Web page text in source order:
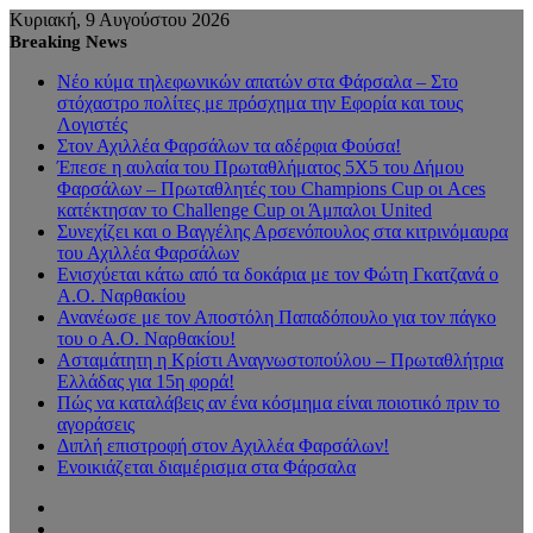
Κυριακή, 9 Αυγούστου 2026
Breaking News
Νέο κύμα τηλεφωνικών απατών στα Φάρσαλα – Στο
στόχαστρο πολίτες με πρόσχημα την Εφορία και τους
Λογιστές
Στον Αχιλλέα Φαρσάλων τα αδέρφια Φούσα!
Έπεσε η αυλαία του Πρωταθλήματος 5Χ5 του Δήμου
Φαρσάλων – Πρωταθλητές του Champions Cup οι Aces
κατέκτησαν το Challenge Cup οι Άμπαλοι United
Συνεχίζει και ο Βαγγέλης Αρσενόπουλος στα κιτρινόμαυρα
του Αχιλλέα Φαρσάλων
Ενισχύεται κάτω από τα δοκάρια με τον Φώτη Γκατζανά ο
Α.Ο. Ναρθακίου
Ανανέωσε με τον Αποστόλη Παπαδόπουλο για τον πάγκο
του ο Α.Ο. Ναρθακίου!
Ασταμάτητη η Κρίστι Αναγνωστοπούλου – Πρωταθλήτρια
Ελλάδας για 15η φορά!
Πώς να καταλάβεις αν ένα κόσμημα είναι ποιοτικό πριν το
αγοράσεις
Διπλή επιστροφή στον Αχιλλέα Φαρσάλων!
Ενοικιάζεται διαμέρισμα στα Φάρσαλα